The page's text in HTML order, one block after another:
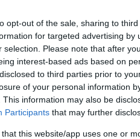
opt-out of the sale, sharing to
for targeted advertising
selection. Please note that after
interest-based ads based on
to third parties prior to
of your personal information
This information may also be
Participants that may further
that this website/app uses one or
November elején a magyar
a stuttgarti Theater Tri-
Unió Portóban
közönségsikert a Petõfi
a budapesti Katona
(rendező: Ascher Tamás)